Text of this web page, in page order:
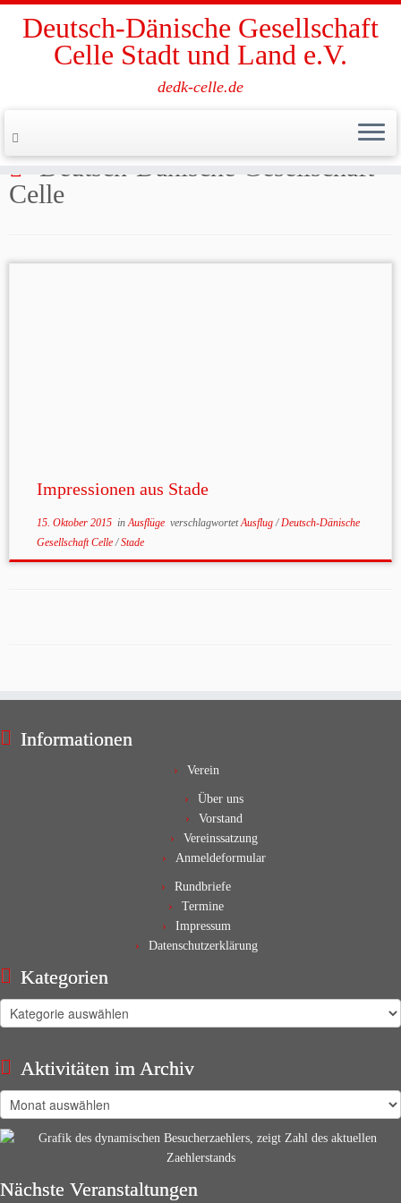
springen
Deutsch-Dänische Gesellschaft
Celle Stadt und Land e.V.
dedk-celle.de
Deutsch-Dänische Gesellschaft
Celle
Impressionen aus Stade
15. Oktober 2015inAusflüge verschlagwortetAusflug/Deutsch-Dänische
Gesellschaft Celle/Stade
Informationen
Verein
Über uns
Vorstand
Vereinssatzung
Anmeldeformular
Rundbriefe
Termine
Impressum
Datenschutzerklärung
Kategorien
Kategorien
Aktivitäten im Archiv
Aktivitäten
im
Archiv
Nächste Veranstaltungen